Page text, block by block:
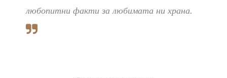
любопитни факти за любимата ни храна.